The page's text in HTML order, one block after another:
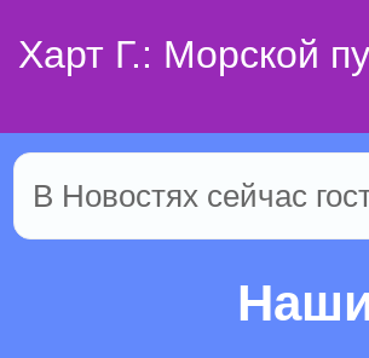
Харт Г.: Морской
В Новостях сейчас